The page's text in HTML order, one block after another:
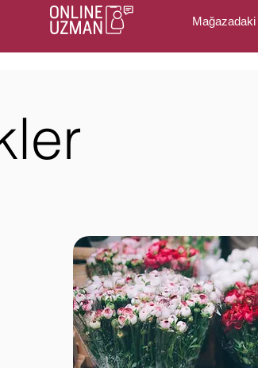
Mağazadaki